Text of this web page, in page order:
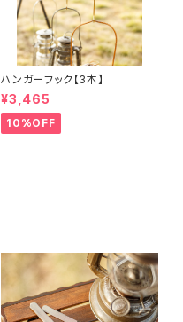
ハンガーフック【3本】
¥3,465
10%OFF